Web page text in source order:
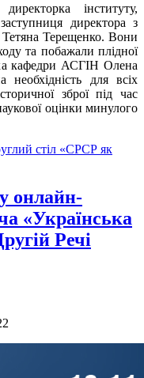
інституту,
директора з
Тетяна Терещенко. Вони
та побажали плідної
кафедри АСГІН Олена
для всіх
зброї під час
оцінки минулого
стіл «СРСР як
онлайн-
«Українська
Речі